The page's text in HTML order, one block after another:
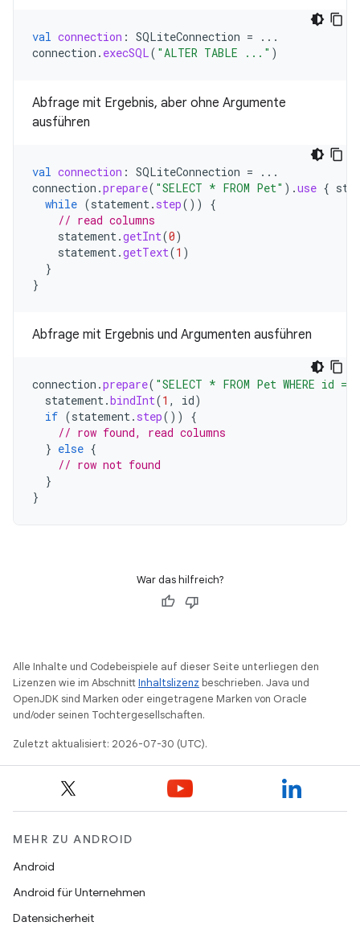
val connection : SQLiteConnection =
...
connection . execSQL( "ALTER TABLE ..." )
Abfrage mit Ergebnis, aber ohne Argumente
ausführen
val connection : SQLiteConnection =
...
connection .prepare( "SELECT * FROM Pet" ).use {
while (statement. step())
{
// read columns
statement.getInt(0)
statement.getText(1 )
}
}
Abfrage mit Ergebnis und Argumenten ausführen
connection .prepare( "SELECT * FROM Pet WHERE id =
statement.bindInt(1 , id)
if (statement. step())
{
// row found, read columns
} else {
// row not found
}
}
War das hilfreich?
Alle Inhalte und Codebeispiele auf dieser Seite unterliegen den
Lizenzen wie im AbschnittInhaltslizenz beschrieben. Java und
OpenJDK sind Marken oder eingetragene Marken von Oracle
und/oder seinen Tochtergesellschaften.
Zuletzt aktualisiert: 2026-07-30 (UTC).
MEHR ZU ANDROID
Android
Android für Unternehmen
Datensicherheit